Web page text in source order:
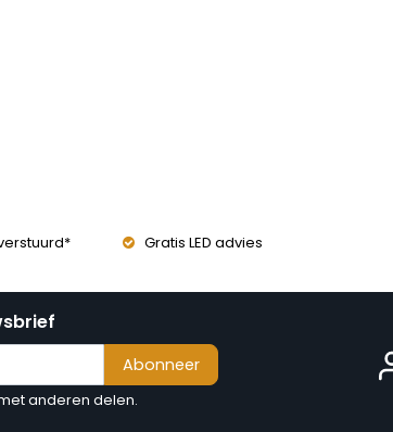
Gratis LED advies
Abonneer
anderen delen.